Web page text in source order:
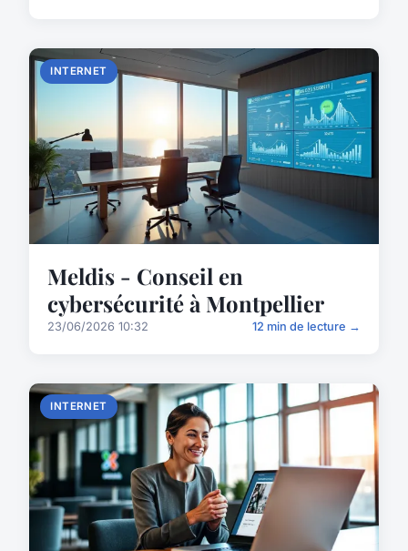
INTERNET
Meldis - Conseil en
cybersécurité à Montpellier
23/06/2026 10:32 12 min de lecture →
INTERNET